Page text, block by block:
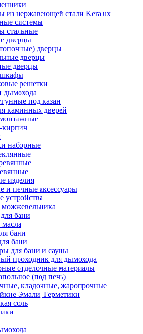
из нержавеющей стали Keralux
системы
стальные
дверцы
дверцы
дверцы
дверцы
шкафы
решетки
дымохода
под казан
каминных дверей
кирпич
наборные
изделия
и печные аксессуары
устройства
бани
бани
бани
для бани и сауны
проходник для дымохода
отделочные материалы
(под печь)
кладочные, жаропрочные
Эмали, Герметики
соль